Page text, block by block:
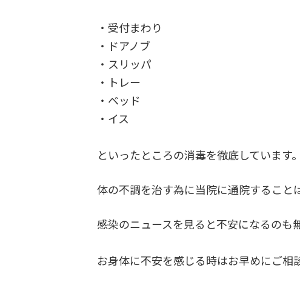
・受付まわり
・ドアノブ
・スリッパ
・トレー
・ベッド
・イス
といったところの消毒を徹底しています。
体の不調を治す為に当院に通院すること
感染のニュースを見ると不安になるのも
お身体に不安を感じる時はお早めにご相